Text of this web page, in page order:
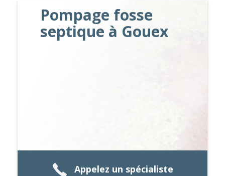
Pompage fosse
septique à Gouex
Appelez un spécialiste